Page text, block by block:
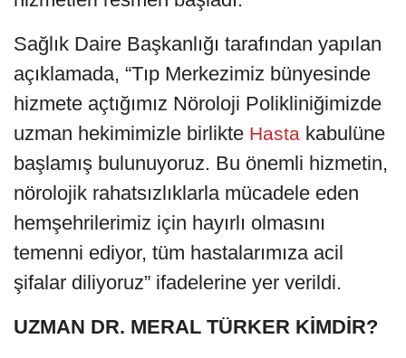
Sağlık Daire Başkanlığı tarafından yapılan
açıklamada, “Tıp Merkezimiz bünyesinde
hizmete açtığımız Nöroloji Polikliniğimizde
uzman hekimimizle birlikte Hasta kabulüne
başlamış bulunuyoruz. Bu önemli hizmetin,
nörolojik rahatsızlıklarla mücadele eden
hemşehrilerimiz için hayırlı olmasını
temenni ediyor, tüm hastalarımıza acil
şifalar diliyoruz” ifadelerine yer verildi.
UZMAN DR. MERAL TÜRKER KİMDİR?